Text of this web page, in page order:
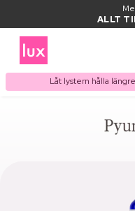
ALLT
Låt lystern hålla